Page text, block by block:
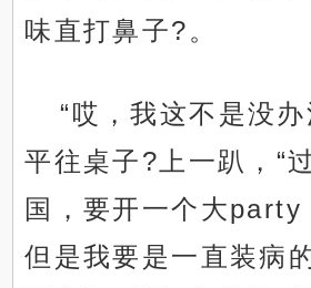
味直打鼻子?。
“哎，我这不是没
平往桌子?上一趴，“
国，要开一个大party
但是我要是一直装病